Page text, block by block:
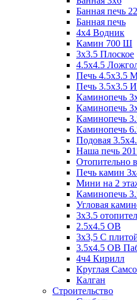
Банная печь 22
Банная печь
4х4 Водник
Камин 700 Ш
3x3.5 Плоское
4.5x4.5
Печь 4.5x3.5
Печь 3.5x3.5
Каминопечь
Каминопечь
Каминопечь
Каминопечь
Подовая
Наша печь
Отопительно
Печь камин
Мини на 2
Каминопечь
Угловая
3х3.5
2.5х4.5 ОВ
3х3,5 C
3.5х4.5 ОВ
4ч4 Кирилл
Круглая
Калган
Строительство